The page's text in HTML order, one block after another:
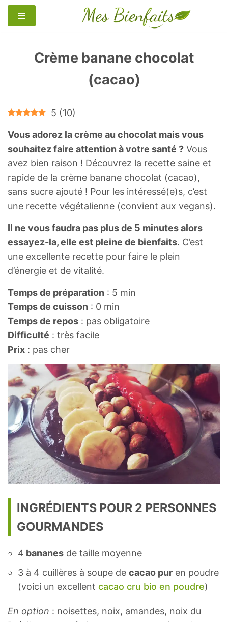
Aller
au
Crème banane chocolat
(cacao)
5 (10)
Vous adorez la crème au chocolat mais vous
souhaitez faire attention à votre santé ? Vous
avez bien raison ! Découvrez la recette saine et
rapide de la crème banane chocolat (cacao),
sans sucre ajouté ! Pour les intéressé(e)s, c’est
une recette végétalienne (convient aux vegans).
Il ne vous faudra pas plus de 5 minutes alors
essayez-la, elle est pleine de bienfaits. C’est
une excellente recette pour faire le plein
d’énergie et de vitalité.
Temps de préparation : 5 min
Temps de cuisson : 0 min
Temps de repos : pas obligatoire
Difficulté : très facile
Prix : pas cher
INGRÉDIENTS POUR 2 PERSONNES
GOURMANDES
4 bananes de taille moyenne
3 à 4 cuillères à soupe de cacao pur en poudre
(voici un excellent cacao cru bio en poudre)
En option : noisettes, noix, amandes, noix du